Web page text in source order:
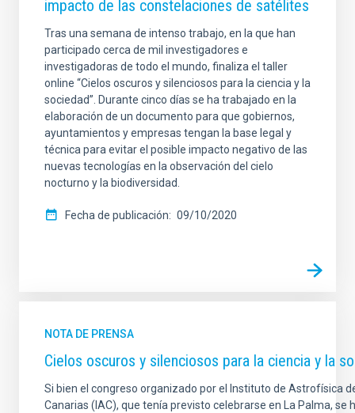
impacto de las constelaciones de satélites
Tras una semana de intenso trabajo, en la que han
participado cerca de mil investigadores e
investigadoras de todo el mundo, finaliza el taller
online “Cielos oscuros y silenciosos para la ciencia y la
sociedad”. Durante cinco días se ha trabajado en la
elaboración de un documento para que gobiernos,
ayuntamientos y empresas tengan la base legal y
técnica para evitar el posible impacto negativo de las
nuevas tecnologías en la observación del cielo
nocturno y la biodiversidad.
Fecha de publicación 09/10/2020
NOTA DE PRENSA
Cielos oscuros y silenciosos para la ciencia y la
Si bien el congreso organizado por el Instituto de Astrofísica
Canarias (IAC), que tenía previsto celebrarse en La Palma, se